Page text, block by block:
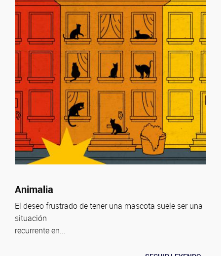
Animalia
El deseo frustrado de tener una mascota suele ser una
situación
recurrente en...